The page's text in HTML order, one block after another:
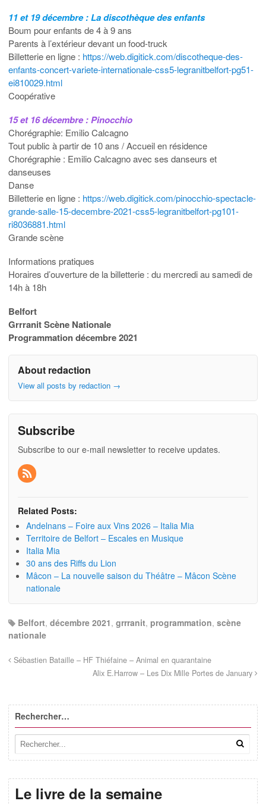
11 et 19 décembre : La discothèque des enfants
Boum pour enfants de 4 à 9 ans
Parents à l’extérieur devant un food-truck
Billetterie en ligne : https://web.digitick.com/discotheque-des-
enfants-concert-variete-internationale-css5-legranitbelfort-pg51-
ei810029.html
Coopérative
15 et 16 décembre : Pinocchio
Chorégraphie: Emilio Calcagno
Tout public à partir de 10 ans / Accueil en résidence
Chorégraphie : Emilio Calcagno avec ses danseurs et
danseuses
Danse
Billetterie en ligne : https://web.digitick.com/pinocchio-spectacle-
grande-salle-15-decembre-2021-css5-legranitbelfort-pg101-
ri8036881.html
Grande scène
Informations pratiques
Horaires d’ouverture de la billetterie : du mercredi au samedi de
14h à 18h
Belfort
Grrranit Scène Nationale
Programmation décembre 2021
About redaction
View all posts by redaction →
Subscribe
Subscribe to our e-mail newsletter to receive updates.
Related Posts:
Andelnans – Foire aux Vins 2026 – Italia Mia
Territoire de Belfort – Escales en Musique
Italia Mia
30 ans des Riffs du Lion
Mâcon – La nouvelle saison du Théâtre – Mâcon Scène
nationale
Belfort, décembre 2021, grrranit, programmation, scène
nationale
Sébastien Bataille – HF Thiéfaine – Animal en quarantaine
Alix E.Harrow – Les Dix Mille Portes de January
Rechercher…
Le livre de la semaine